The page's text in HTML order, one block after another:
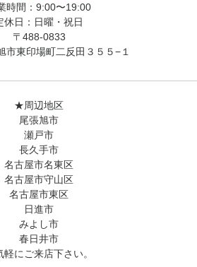
時間：9:00〜19:00
休日：日曜・祝日
〒488-0833
市東印場町二反田３５５−１
★周辺地区
尾張旭市
瀬戸市
長久手市
名古屋市名東区
名古屋市守山区
名古屋市東区
日進市
みよし市
春日井市
軽にご来店下さい。